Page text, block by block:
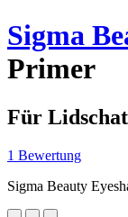
Sigma
Primer
Für
1 Bewertung
Sigma Beauty